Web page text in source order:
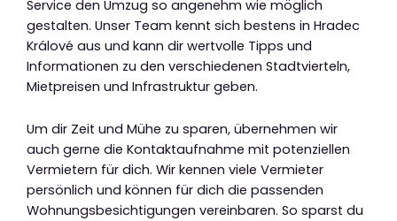
Service den Umzug so angenehm wie möglich
gestalten. Unser Team kennt sich bestens in Hradec
Králové aus und kann dir wertvolle Tipps und
Informationen zu den verschiedenen Stadtvierteln,
Mietpreisen und Infrastruktur geben.
Um dir Zeit und Mühe zu sparen, übernehmen wir
auch gerne die Kontaktaufnahme mit potenziellen
Vermietern für dich. Wir kennen viele Vermieter
persönlich und können für dich die passenden
Wohnungsbesichtigungen vereinbaren. So sparst du